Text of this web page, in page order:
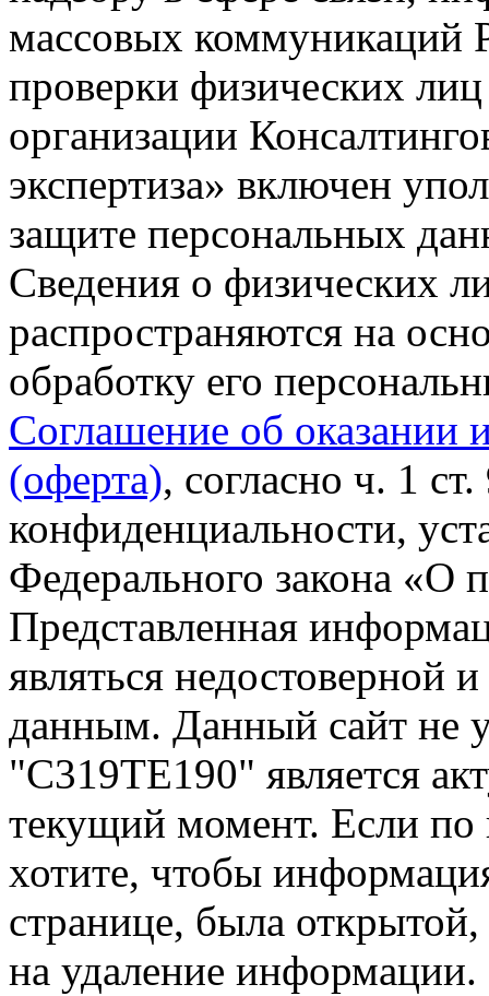
массовых коммуникаций
проверки физических
организации
экспертиза» включен
защите персональных
Сведения о физических
распространяются на
обработку его
Соглашение об оказании
(оферта), согласно ч. 1
конфиденциальности,
Федерального закона «О
Представленная
являться недостоверной
данным. Данный сайт не
"С319ТЕ190" является
текущий момент. Если
хотите, чтобы
странице, была открытой,
на удаление информации.